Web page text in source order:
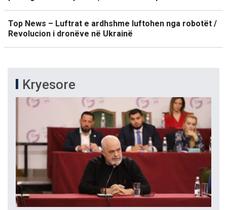
Top News – Luftrat e ardhshme luftohen nga robotët /
Revolucion i dronëve në Ukrainë
Kryesore